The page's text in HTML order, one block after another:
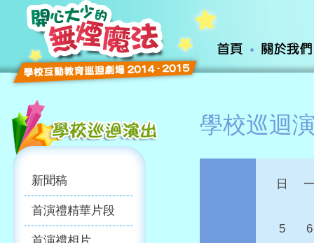
新聞稿
首演禮精華片段
學校巡迴
日
5
6